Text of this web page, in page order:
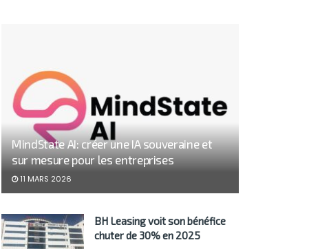
MindState AI: créer une IA souveraine et
sur mesure pour les entreprises
11 MARS 2026
BH Leasing voit son bénéfice
chuter de 30% en 2025